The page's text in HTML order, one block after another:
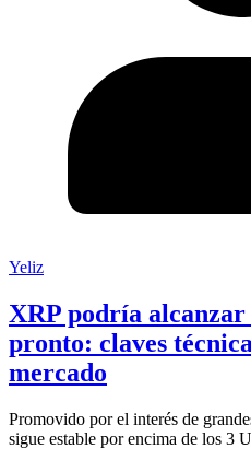
Yeliz
XRP podría alcanzar
pronto: claves
mercado
Promovido por el interés de
sigue estable por encima de los 3